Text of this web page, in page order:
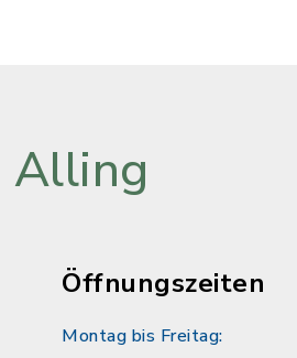
Alling
Öffnungszeiten
Montag bis Freitag: